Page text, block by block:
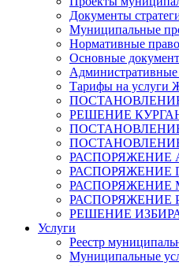
Документы
Муниципальные
Нормативные
Основные
Административные
Тарифы на услуги
РЕШЕНИЕ
РАСПОРЯЖЕНИЕ
РАСПОРЯЖЕНИЕ
РАСПОРЯЖЕНИЕ
РАСПОРЯЖЕНИЕ
РЕШЕНИЕ
Услуги
Реестр
Муниципальные